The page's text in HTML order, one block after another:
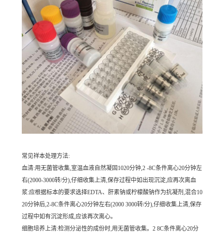
常见祥本处理方法:
血清:用无菌管收集,室温血液自然凝固1020分钟,2 -8C条件离心20分钟左
右(2000-3000转/分),仔细收集上清,保存过程中如出现沉淀,应再次离血
浆:应根据标本的要求选择EDTA、肝素钠或柠檬酸钠作为抗凝剂,混合10
20分钟后,2-8C条件离心20分钟左右(2000 3000转/分),仔细收集上清,保存
过程中如有沉淀形成,应该再次离心。
细胞培养上清:检测分泌性的成份时,用无菌管收集。2 8C条件离心20分